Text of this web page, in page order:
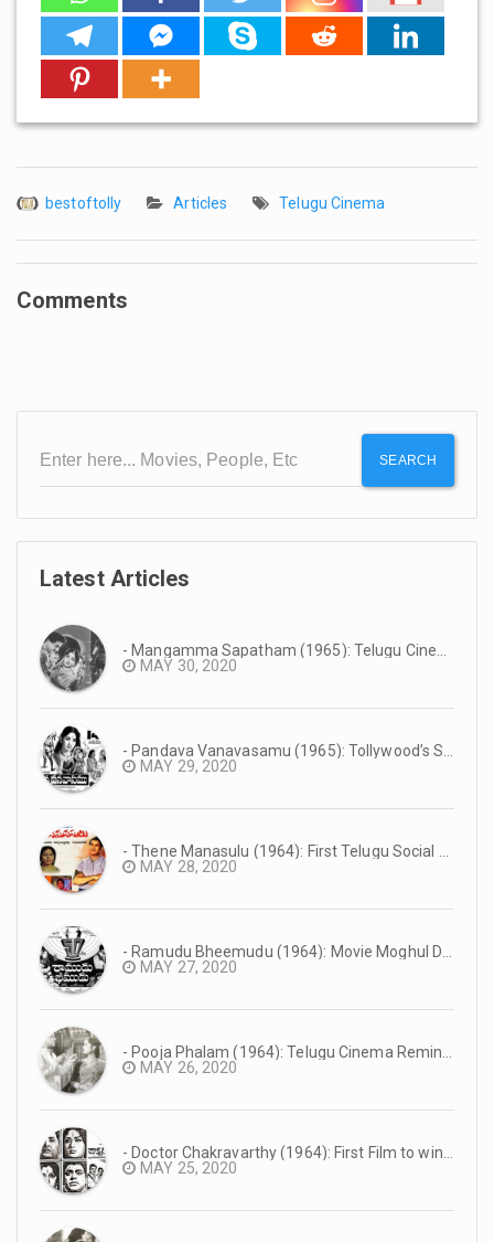
bestoftolly Articles Telugu Cinema
Comments
SEARCH
Latest Articles
- Mangamma Sapatham (1965): Telugu Cinema Reminiscence #TeluguCinemaHistory
MAY 30, 2020
- Pandava Vanavasamu (1965): Tollywood’s Super Hit Mythology #TeluguCinemaHistory
MAY 29, 2020
- Thene Manasulu (1964): First Telugu Social Film in Eastmancolor | Superstar Krishna’s Debut as Main Lead | #TeluguCinemaHistory
MAY 28, 2020
- Ramudu Bheemudu (1964): Movie Moghul D Rama Naidu’s Suresh Productions Debut Film | NTR’s First Dual Role Film | #TeluguCinemaHistory
MAY 27, 2020
- Pooja Phalam (1964): Telugu Cinema Reminiscence #TeluguCinemaHistory
MAY 26, 2020
- Doctor Chakravarthy (1964): First Film to win the Nandi Award #TeluguCinemaHistory
MAY 25, 2020